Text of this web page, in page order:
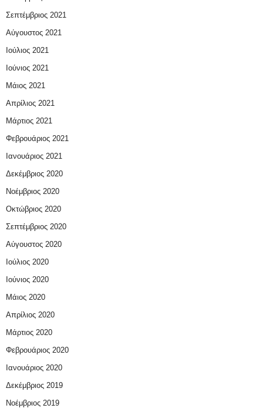
Σεπτέμβριος 2021
Αύγουστος 2021
Ιούλιος 2021
Ιούνιος 2021
Μάιος 2021
Απρίλιος 2021
Μάρτιος 2021
Φεβρουάριος 2021
Ιανουάριος 2021
Δεκέμβριος 2020
Νοέμβριος 2020
Οκτώβριος 2020
Σεπτέμβριος 2020
Αύγουστος 2020
Ιούλιος 2020
Ιούνιος 2020
Μάιος 2020
Απρίλιος 2020
Μάρτιος 2020
Φεβρουάριος 2020
Ιανουάριος 2020
Δεκέμβριος 2019
Νοέμβριος 2019